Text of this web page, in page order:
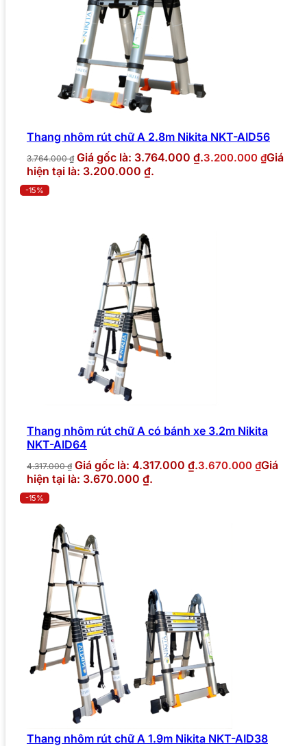
Thang nhôm rút chữ A 2.8m Nikita NKT-AID56
3.764.000₫ Giá gốc là: 3.764.000 ₫.3.200.000 ₫Giá
hiện tại là: 3.200.000 ₫.
-15%
Thang nhôm rút chữ A có bánh xe 3.2m Nikita
NKT-AID64
4.317.000₫ Giá gốc là: 4.317.000 ₫.3.670.000 ₫Giá
hiện tại là: 3.670.000 ₫.
-15%
Thang nhôm rút chữ A 1.9m Nikita NKT-AID38